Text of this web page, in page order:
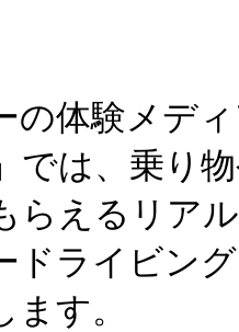
の体験メデ
では、乗り
らえるリア
ドライビン
す。